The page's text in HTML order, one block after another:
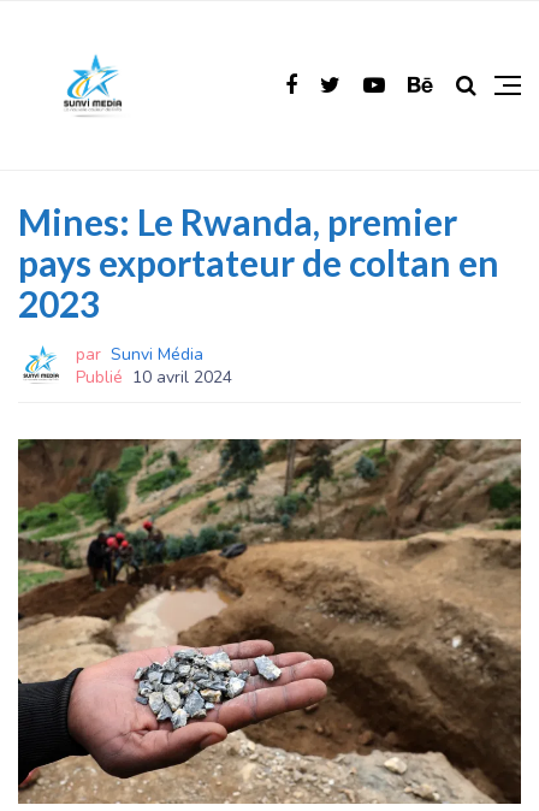
Mines: Le Rwanda, premier
pays exportateur de coltan en
2023
par Sunvi Média
Publié 10 avril 2024